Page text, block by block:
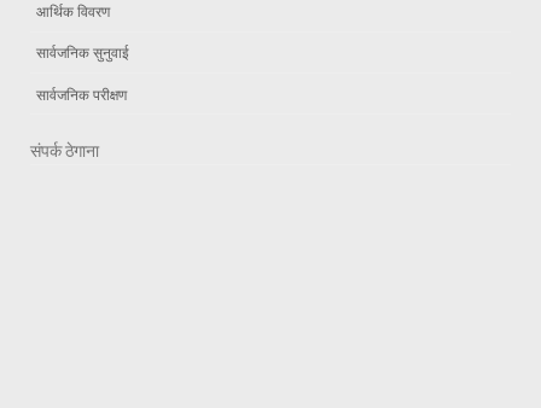
आर्थिक विवरण
सार्वजनिक सुनुवाई
सार्वजनिक परीक्षण
संपर्क ठेगाना